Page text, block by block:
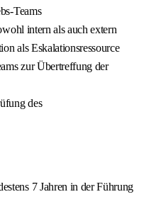
Teams
intern als auch extern
als Eskalationsressource
zur Übertreffung der
des
7 Jahren in der Führung